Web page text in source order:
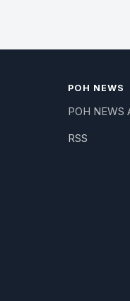
ΡΟΗ NEWS
ΡΟΗ NEWS
RSS